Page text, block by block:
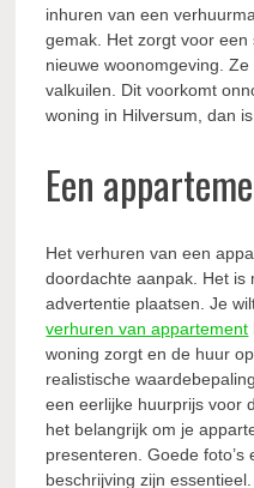
inhuren van een
gemak. Het zorgt voor
nieuwe woonomgeving.
valkuilen. Dit voorkomt
woning in Hilversum, dan
Een
Het verhuren van een
doordachte aanpak. Het is
advertentie plaatsen. Je
verhuren van appartement
woning zorgt en de huur
realistische
een eerlijke huurprijs voor
het belangrijk om je
presenteren. Goede foto’s
beschrijving zijn